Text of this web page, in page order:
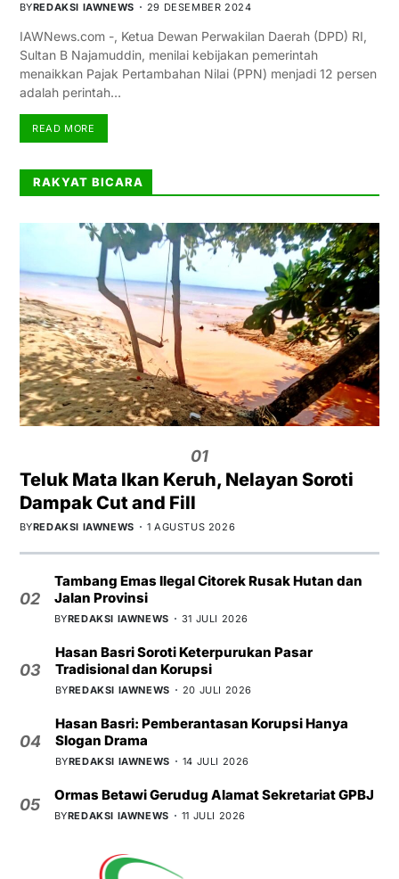
BYREDAKSI IAWNEWS 29 DESEMBER 2024
IAWNews.com -, Ketua Dewan Perwakilan Daerah (DPD) RI,
Sultan B Najamuddin, menilai kebijakan pemerintah
menaikkan Pajak Pertambahan Nilai (PPN) menjadi 12 persen
adalah perintah…
READ MORE
RAKYAT BICARA
01
Teluk Mata Ikan Keruh, Nelayan Soroti
Dampak Cut and Fill
BYREDAKSI IAWNEWS 1 AGUSTUS 2026
02
Tambang Emas Ilegal Citorek Rusak Hutan dan
Jalan Provinsi
BYREDAKSI IAWNEWS 31 JULI 2026
03
Hasan Basri Soroti Keterpurukan Pasar
Tradisional dan Korupsi
BYREDAKSI IAWNEWS 20 JULI 2026
04
Hasan Basri: Pemberantasan Korupsi Hanya
Slogan Drama
BYREDAKSI IAWNEWS 14 JULI 2026
05
Ormas Betawi Gerudug Alamat Sekretariat GPBJ
BYREDAKSI IAWNEWS 11 JULI 2026